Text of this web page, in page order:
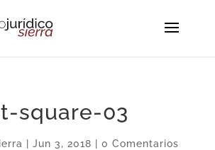
square-03
Jun 3, 2018 0 Comentarios